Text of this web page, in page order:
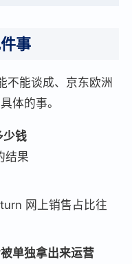
事
不能谈成、京东欧洲
体的事。
少钱
结果
网上销售占比往
单独拿出来运营